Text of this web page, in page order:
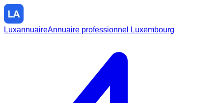
LuxannuaireAnnuaire professionnel Luxembourg